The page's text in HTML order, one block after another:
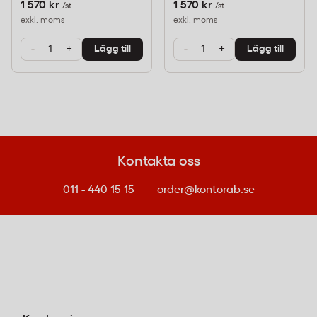
Tonertyp
Kompatibel lasertoner
Kvalitetscertifiering
ISO 9001:2015, ISO 14001:2015
HP NO-415A
Varför Välja Greenman Miljötoner?
1 570 kr /st
exkl. moms
- + Lägg till
1 570 kr /st
exkl. moms
- + Lägg till
Kontakta oss
011 - 440 15 15 order@kontorab.se